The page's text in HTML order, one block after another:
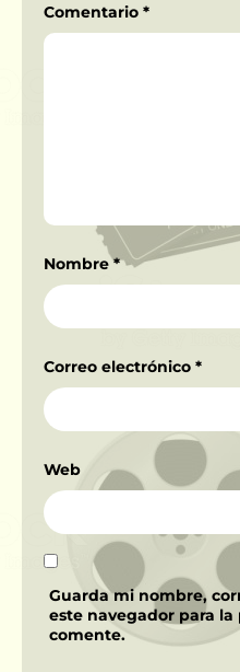
Comentario *
Nombre*
Correo electrónico *
Web
Guarda mi nombre,
este navegador para
comente.